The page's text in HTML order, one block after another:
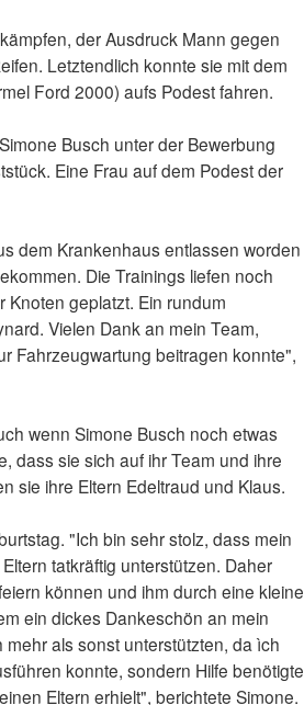
der Ausdruck Mann gegen
Letztendlich konnte sie mit dem
Ford 2000) aufs Podest fahren.
Busch unter der Bewerbung
Eine Frau auf dem Podest der
dem Krankenhaus entlassen worden
Die Trainings liefen noch
geplatzt. Ein rundum
Vielen Dank an mein Team,
Fahrzeugwartung beitragen konnte",
wenn Simone Busch noch etwas
dass sie sich auf ihr Team und ihre
sie ihre Eltern Edeltraud und Klaus.
"Ich bin sehr stolz, dass mein
tatkräftig unterstützen. Daher
können und ihm durch eine kleine
ein dickes Dankeschön an mein
als sonst unterstützten, da ìch
konnte, sondern Hilfe benötigte
Eltern erhielt", berichtete Simone.